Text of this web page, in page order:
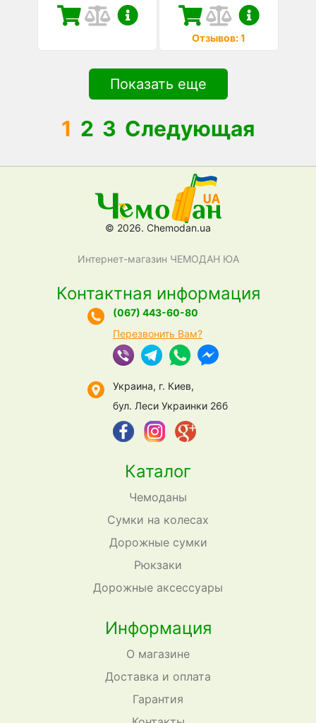
Отзывов: 1
Показать еще
1 2 3 Следующая
© 2026. Chemodan.ua
Интернет-магазин ЧЕМОДАН ЮА
Каталог
Чемоданы
Сумки на колесах
Дорожные сумки
Рюкзаки
Дорожные аксессуары
Информация
О магазине
Доставка и оплата
Гарантия
Контактная информация
(067) 443-60-80
Перезвонить Вам?
Украина, г. Киев,
бул. Леси Украинки 26б